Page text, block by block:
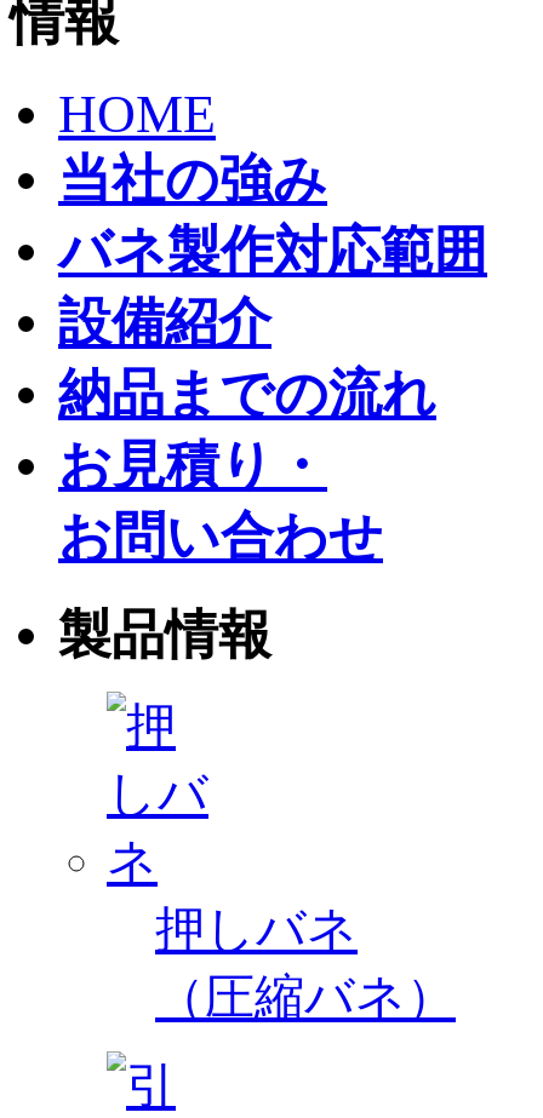
HOME
当社の強み
バネ製作対応範囲
設備紹介
納品までの流れ
お見積り・
お問い合わせ
製品情報
押しバネ
（圧縮バネ）